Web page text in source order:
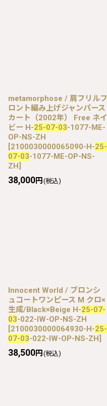
metamorphose / 肩フリルフ
ロント編み上げジャンパース
カート（2002年） Free ネイ
ビー H-25-07-03-1077-ME-
OP-NS-ZH
[2100030000065090-H-25-
07-03-1077-ME-OP-NS-
ZH]
38,000円 (税込)
Innocent World / ブロンシ
ュコートワンピース M クロ×
生成/Black×Beige H-25-07-
03-022-IW-OP-NS-ZH
[2100030000064930-H-25-
07-03-022-IW-OP-NS-ZH]
38,500円 (税込)